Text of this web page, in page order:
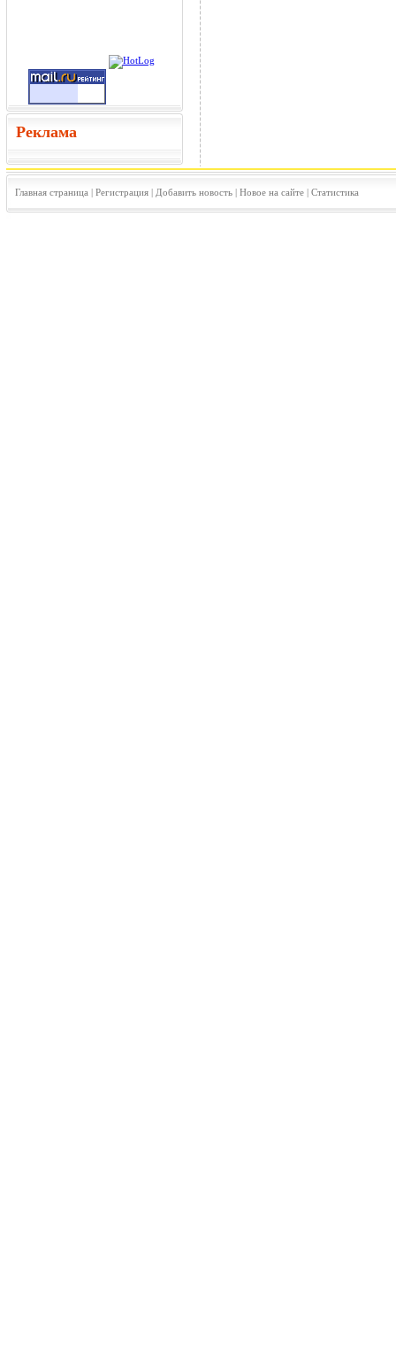
Реклама
Главная страница | Регистрация| Добавить новость| Новое на сайте| Статистика